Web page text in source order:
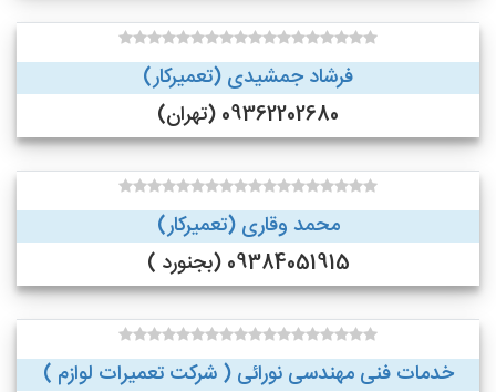
فرشاد جمشیدی (تعمیرکار)
09362202680 (تهران)
محمد وقاری (تعمیرکار)
09384051915 (بجنورد )
خدمات فنی مهندسی نورائی ( شرکت تعمیرات لوازم )